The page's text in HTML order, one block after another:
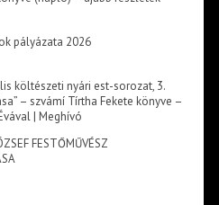
pályázata 2026
költészeti nyári est-sorozat, 3.
– szvámí Tírtha Fekete könyve –
| Meghívó
FESTŐMŰVÉSZ